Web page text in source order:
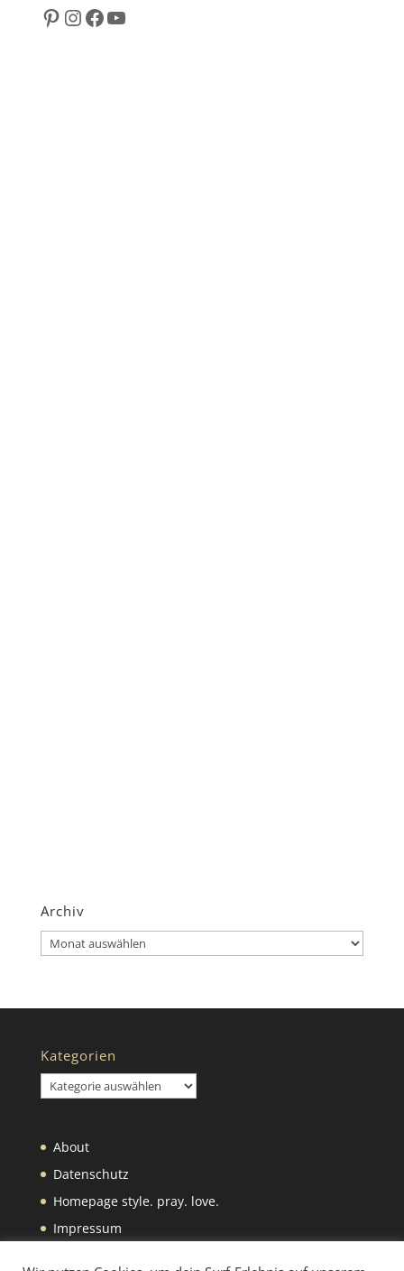
Pinterest
Instagram
Facebook
YouTube
Archiv
Archiv
Kategorien
Kategorien
About
Datenschutz
Homepage style. pray. love.
Impressum